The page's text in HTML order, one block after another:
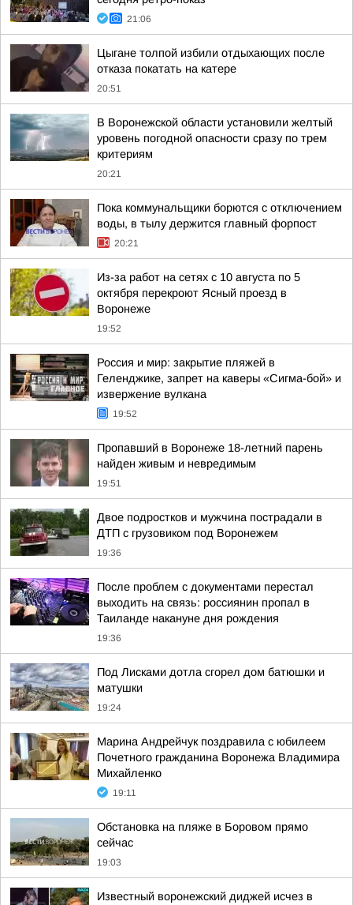
21:06
Цыгане толпой избили отдыхающих после
отказа покатать на катере
20:51
В Воронежской области установили желтый
уровень погодной опасности сразу по трем
критериям
20:21
Пока коммунальщики борются с отключением
воды, в тылу держится главный форпост
20:21
Из-за работ на сетях с 10 августа по 5
октября перекроют Ясный проезд в
Воронеже
19:52
Россия и мир: закрытие пляжей в
Геленджике, запрет на каверы «Сигма-бой» и
извержение вулкана
19:52
Пропавший в Воронеже 18-летний парень
найден живым и невредимым
19:51
Двое подростков и мужчина пострадали в
ДТП с грузовиком под Воронежем
19:36
После проблем с документами перестал
выходить на связь: россиянин пропал в
Таиланде накануне дня рождения
19:36
Под Лисками дотла сгорел дом батюшки и
матушки
19:24
Марина Андрейчук поздравила с юбилеем
Почетного гражданина Воронежа Владимира
Михайленко
19:11
Обстановка на пляже в Боровом прямо
сейчас
19:03
Известный воронежский диджей исчез в